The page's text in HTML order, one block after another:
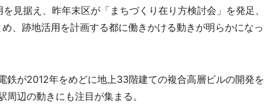
見据え、昨年末区が「まちづくり在り方検討会」を発足、
、跡地活用を計画する都に働きかける動きが明らかになっ
が2012年をめどに地上33階建ての複合高層ビルの開発を
辺の動きにも注目が集まる。